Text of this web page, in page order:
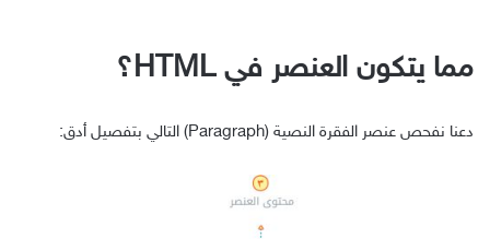
ي
مما يتكون العنصر في HTML؟
دعنا نفحص عنصر الفقرة النصية (Paragraph) التالي بتفصيل أدق: